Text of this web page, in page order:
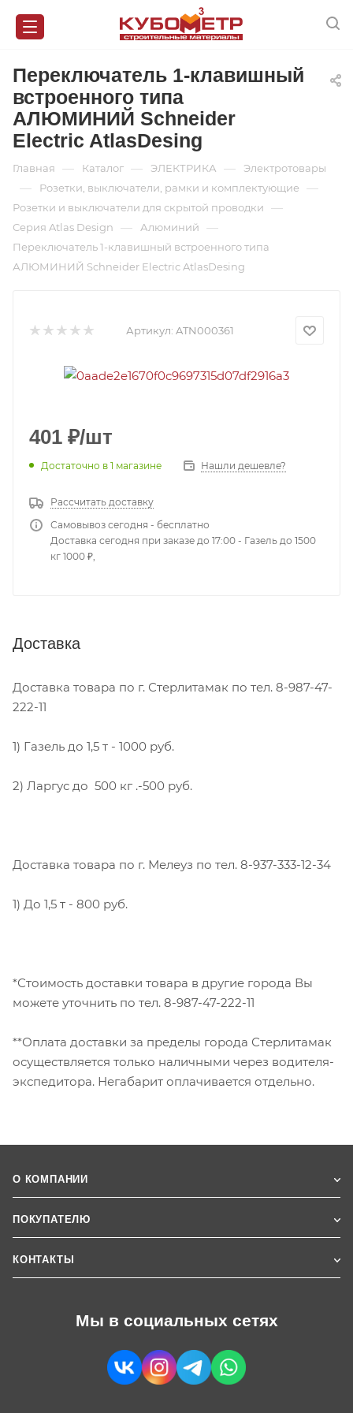
Переключатель 1-клавишный
встроенного типа
АЛЮМИНИЙ Schneider
Electric AtlasDesing
Главная — Каталог — ЭЛЕКТРИКА — Электротовары
— Розетки, выключатели, рамки и комплектующие —
Розетки и выключатели для скрытой проводки —
Серия Atlas Design — Алюминий —
Переключатель 1-клавишный встроенного типа
АЛЮМИНИЙ Schneider Electric AtlasDesing
Артикул: ATN000361
401 ₽/шт
Достаточно в 1 магазине Нашли дешевле?
Рассчитать доставку
Самовывоз сегодня - бесплатно
Доставка сегодня при заказе до 17:00 - Газель до 1500
кг 1000 ₽,
Доставка
Доставка товара по г. Стерлитамак по тел. 8-987-47-
222-11
1) Газель до 1,5 т - 1000 руб.
2) Ларгус до 500 кг .-500 руб.
Доставка товара по г. Мелеуз по тел. 8-937-333-12-34
1) До 1,5 т - 800 руб.
*Стоимость доставки товара в другие города Вы
можете уточнить по тел. 8-987-47-222-11
**Оплата доставки за пределы города Стерлитамак
осуществляется только наличными через водителя-
экспедитора. Негабарит оплачивается отдельно.
О КОМПАНИИ
ПОКУПАТЕЛЮ
КОНТАКТЫ
Мы в социальных сетях